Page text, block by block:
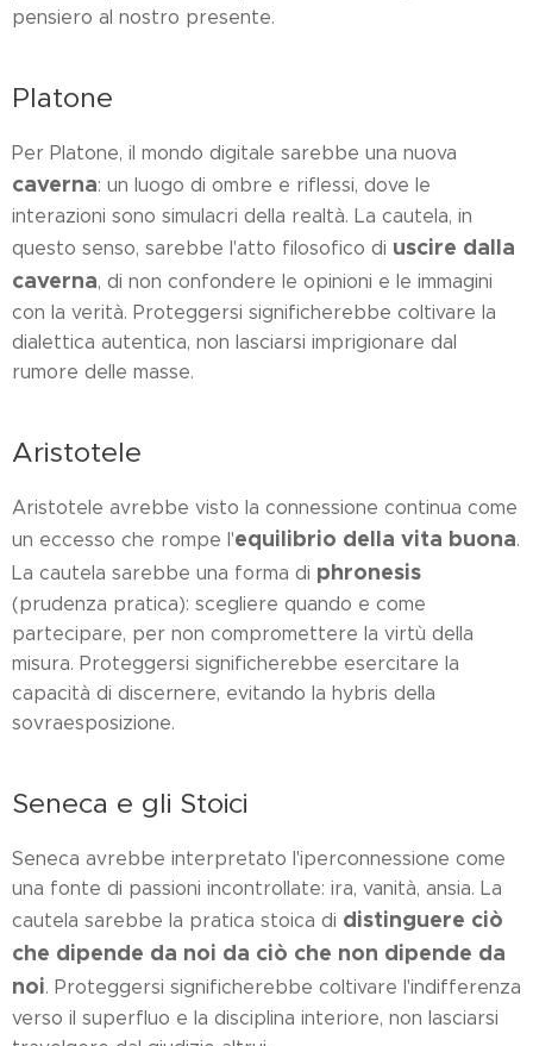
pensiero al nostro presente.
Platone
Per Platone, il mondo digitale sarebbe una nuova
caverna: un luogo di ombre e riflessi, dove le
interazioni sono simulacri della realtà. La cautela, in
questo senso, sarebbe l'atto filosofico di uscire dalla
caverna, di non confondere le opinioni e le immagini
con la verità. Proteggersi significherebbe coltivare la
dialettica autentica, non lasciarsi imprigionare dal
rumore delle masse.
Aristotele
Aristotele avrebbe visto la connessione continua come
un eccesso che rompe l'equilibrio della vita buona.
La cautela sarebbe una forma di phronesis
(prudenza pratica): scegliere quando e come
partecipare, per non compromettere la virtù della
misura. Proteggersi significherebbe esercitare la
capacità di discernere, evitando la hybris della
sovraesposizione.
Seneca e gli Stoici
Seneca avrebbe interpretato l'iperconnessione come
una fonte di passioni incontrollate: ira, vanità, ansia. La
cautela sarebbe la pratica stoica di distinguere ciò
che dipende da noi da ciò che non dipende da
noi. Proteggersi significherebbe coltivare l'indifferenza
verso il superfluo e la disciplina interiore, non lasciarsi